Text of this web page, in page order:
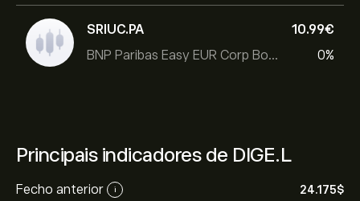
SRIUC.PA
BNP Paribas Easy EUR Corp Bond SRI Fossil Free Ult
10.99‎€‎
0%
Principais indicadores de DIGE.L
Fecho anterior i 24.175‎$‎